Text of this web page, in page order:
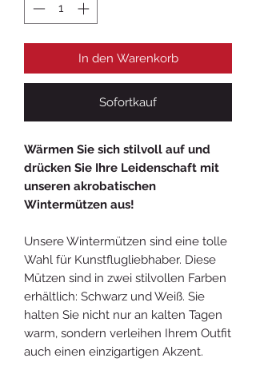
In den Warenkorb
Sofortkauf
Wärmen Sie sich stilvoll auf und
drücken Sie Ihre Leidenschaft mit
unseren akrobatischen
Wintermützen aus!
Unsere Wintermützen sind eine tolle
Wahl für Kunstflugliebhaber. Diese
Mützen sind in zwei stilvollen Farben
erhältlich: Schwarz und Weiß. Sie
halten Sie nicht nur an kalten Tagen
warm, sondern verleihen Ihrem Outfit
auch einen einzigartigen Akzent.